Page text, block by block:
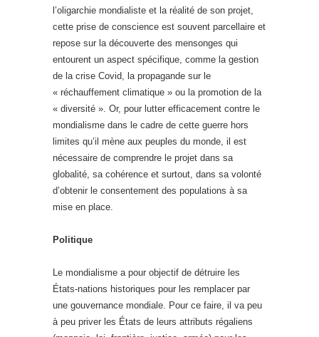
l’oligarchie mondialiste et la réalité de son projet,
cette prise de conscience est souvent parcellaire et
repose sur la découverte des mensonges qui
entourent un aspect spécifique, comme la gestion
de la crise Covid, la propagande sur le
« réchauffement climatique » ou la promotion de la
« diversité ». Or, pour lutter efficacement contre le
mondialisme dans le cadre de cette guerre hors
limites qu’il mène aux peuples du monde, il est
nécessaire de comprendre le projet dans sa
globalité, sa cohérence et surtout, dans sa volonté
d’obtenir le consentement des populations à sa
mise en place.
Politique
Le mondialisme a pour objectif de détruire les
États-nations historiques pour les remplacer par
une gouvernance mondiale. Pour ce faire, il va peu
à peu priver les États de leurs attributs régaliens